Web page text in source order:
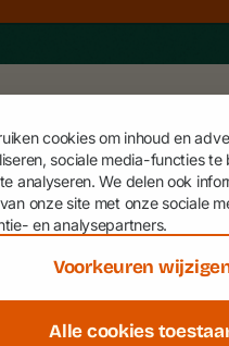
cookies om inhoud en
sociale media-functies te
analyseren. We delen ook
onze site met onze sociale
en analysepartners.
Voorkeuren
Alle cookies